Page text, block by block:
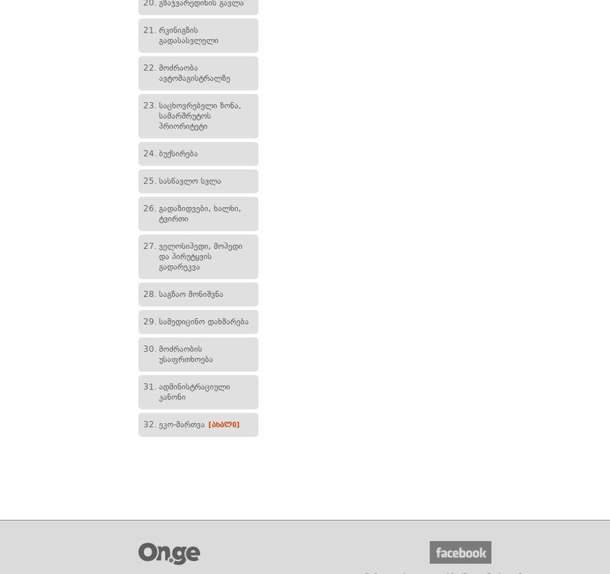
20. გზაჯვარედინის გავლა
21. რკინიგზის
გადასასვლელი
22. მოძრაობა
ავტომაგისტრალზე
23. საცხოვრებელი ზონა,
სამარშრუტოს
პრიორიტეტი
24. ბუქსირება
25. სასწავლო სვლა
26. გადაზიდვები, ხალხი,
ტვირთი
27. ველოსიპედი, მოპედი
და პირუტყვის
გადარეკვა
28. საგზაო მონიშვნა
29. სამედიცინო დახმარება
30. მოძრაობის
უსაფრთხოება
31. ადმინისტრაციული
კანონი
32. ეკო-მართვა [ახალი]